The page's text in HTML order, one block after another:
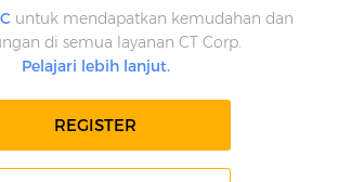
untuk mendapatkan kemudahan dan
di semua layanan CT Corp.
Pelajari lebih lanjut.
REGISTER